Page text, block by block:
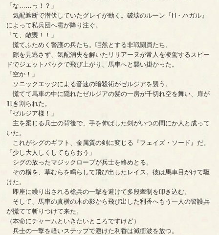
「な……っ！？」
気配遮断で潜伏していたグレイが動く。破壊のルーン『H・ハガル』
によって私兵団へ雹が降り注ぐ。
「て、敵襲！！」
慌てふためく警護の兵たち。唖然とする非戦闘員たち。
隙を見逃さず、気配消失を解いたリリアーヌが常人を凌駕するスピー
ドでジェットパックで飛び上がり、馬車へと襲い掛かった。
「空か！」
ソニックエッジによる音速の暗殺術がゼルジアを襲う。
慌てて馬車の中に隠れたゼルジアの髪の一房が千切れ空を舞い、扉が
叩き割られた。
「ゼルジア様！」
主を案じる兵士の背後で、手を伸ばした剣がいつの間にか人と成って
いた。
これがシグのギフト、金属質の剣に変じる『フェイズ・ソード』だ。
「少し大人しくしてもらおう」
シグの放ったマジックロープが兵士を絡めとる。
その横を、草むらを鳴らして飛び出したレイス。彼は馬車目がけて駆
けた。
即座に繰り出される槍兵の一撃を避けて多段牽制を叩き込む。
そして、馬車の真横の木の影から飛び出した利香へもう一人の警護兵
が慌てて斬りつけて来た。
（本命にチャームといきたいところですけど）
兵士の一撃を軽いステップで避けた利香は滅衝波を放つ。